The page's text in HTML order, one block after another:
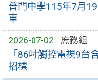
普門中學115年7月
車
2026-07-02 庶務組
「86吋觸控電視9台
招標